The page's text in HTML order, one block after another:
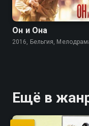
Он и Она
2016, Бельгия,
Ещё в